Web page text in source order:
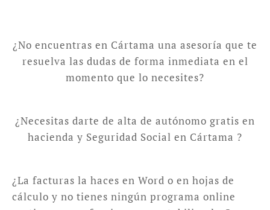
¿No encuentras en Cártama una asesoría que te
resuelva las dudas de forma inmediata en el
momento que lo necesites?
¿Necesitas darte de alta de autónomo gratis en
hacienda y Seguridad Social en Cártama ?
¿La facturas la haces en Word o en hojas de
cálculo y no tienes ningún programa online